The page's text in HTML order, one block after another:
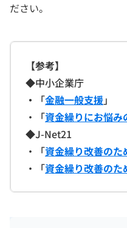
ださい。
【参考】
◆中小企業庁
・
「金融一般支援」
・「資金繰りにお悩み
◆J-Net21
・「資金繰り改善のた
・「資金繰り改善のた